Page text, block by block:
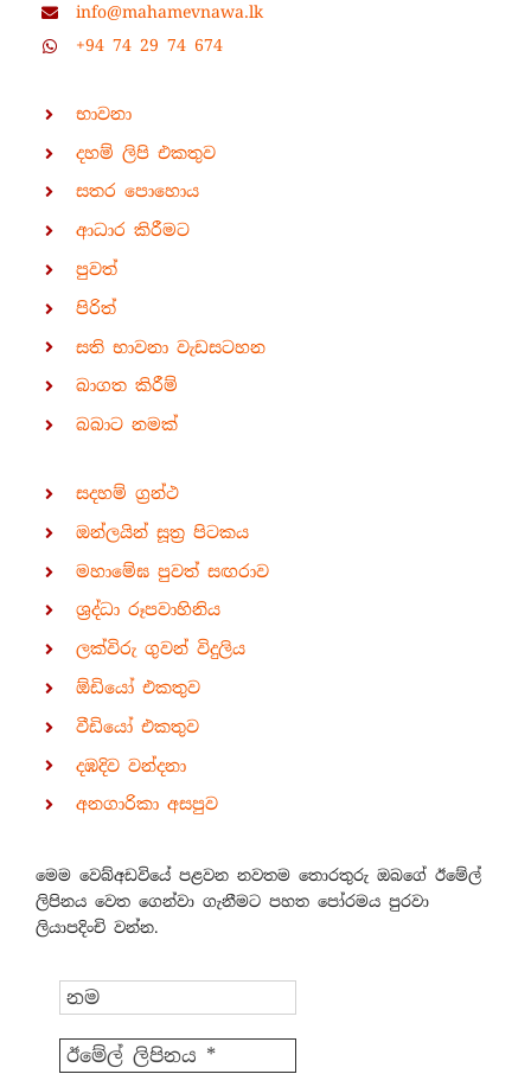
info@mahamevnawa.lk
+94 74 29 74 674
භාවනා
දහම් ලිපි එකතුව
සතර පොහොය
ආධාර කිරීමට
පුවත්
පිරිත්
සති භාවනා වැඩසටහන
බාගත කිරීම්
බබාට නමක්
සදහම් ග්‍රන්ථ
ඔන්ලයින් සූත්‍ර පිටකය
මහාමේඝ පුවත් සඟරාව
ශ්‍රද්ධා රූපවාහිනිය
ලක්විරු ගුවන් විදුලිය
ඕඩියෝ එකතුව
වීඩියෝ එකතුව
දඹදිව වන්දනා
අනගාරිකා අසපුව
මෙම වෙබ්අඩවියේ පළවන නවතම තොරතුරු ඔබගේ ඊමේල්
ලිපිනය වෙත ගෙන්වා ගැනීමට පහත පෝරමය පුරවා
ලියාපදිංචි වන්න.